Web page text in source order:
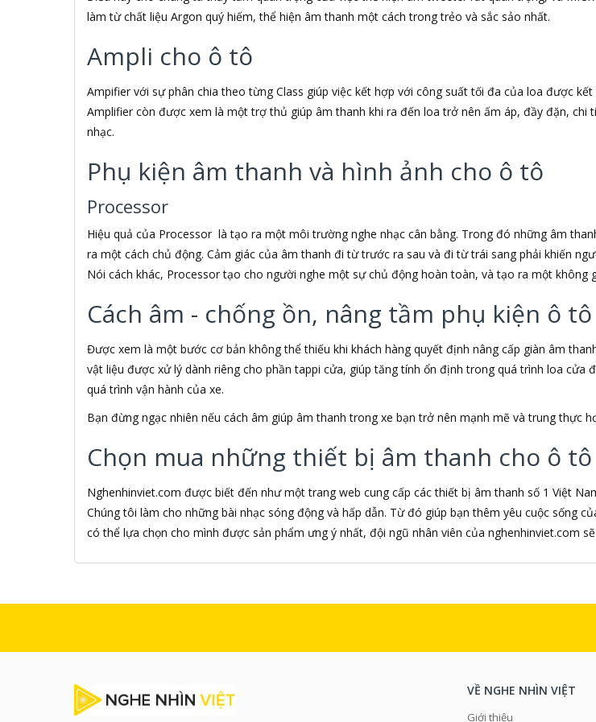
ACOUSTIC ENERGY
ADATA
ADATA USA
ADDLOGIX
AFOX
Aiborg
Aiphone Corporation
AIPTEK
Air Mouse
Airmouse
AIRPORT
AK
AKAI
AKG
Akino
AKIRA
Alctron
ALGOZ
Allen Heath
ALLOYSEED
Alphun
Alps
AMAZON
Ami
AMLOGIC
AMP
làm từ chất liệu Argon quý hiếm, thể hiện âm thanh một cách trong trẻo và sắc sảo nhất.
Ampli cho ô tô
Ampifier với sự phân chia theo từng Class giúp việc kết hợp với công suất tối đa của loa được
Amplifier còn được xem là một trợ thủ giúp âm thanh khi ra đến loa trở nên ấm áp, đầy đặn,
nhạc.
Phụ kiện âm thanh và hình ảnh cho ô tô
Processor
Hiệu quả của Processor là tạo ra một môi trường nghe nhạc cân bằng. Trong đó những âm
ra một cách chủ động. Cảm giác của âm thanh đi từ trước ra sau và đi từ trái sang phải khiến
Nói cách khác, Processor tạo cho người nghe một sự chủ động hoàn toàn, và tạo ra một không
Cách âm - chống ồn, nâng tầm phụ kiện ô tô
Được xem là một bước cơ bản không thể thiếu khi khách hàng quyết định nâng cấp giàn âm
vật liệu được xử lý dành riêng cho phần tappi cửa, giúp tăng tính ổn định trong quá trình loa
quá trình vận hành của xe.
Bạn đừng ngạc nhiên nếu cách âm giúp âm thanh trong xe bạn trở nên mạnh mẽ và trung thực
Chọn mua những thiết bị âm thanh cho ô
Nghenhinviet.com được biết đến như một trang web cung cấp các thiết bị âm thanh số 1 Việt
Chúng tôi làm cho những bài nhạc sóng động và hấp dẫn. Từ đó giúp bạn thêm yêu cuộc sống
có thể lựa chọn cho mình được sản phẩm ưng ý nhất, đội ngũ nhân viên của nghenhinviet.com
VỀ NGHE NHÌN VIỆT
Giới thiệu